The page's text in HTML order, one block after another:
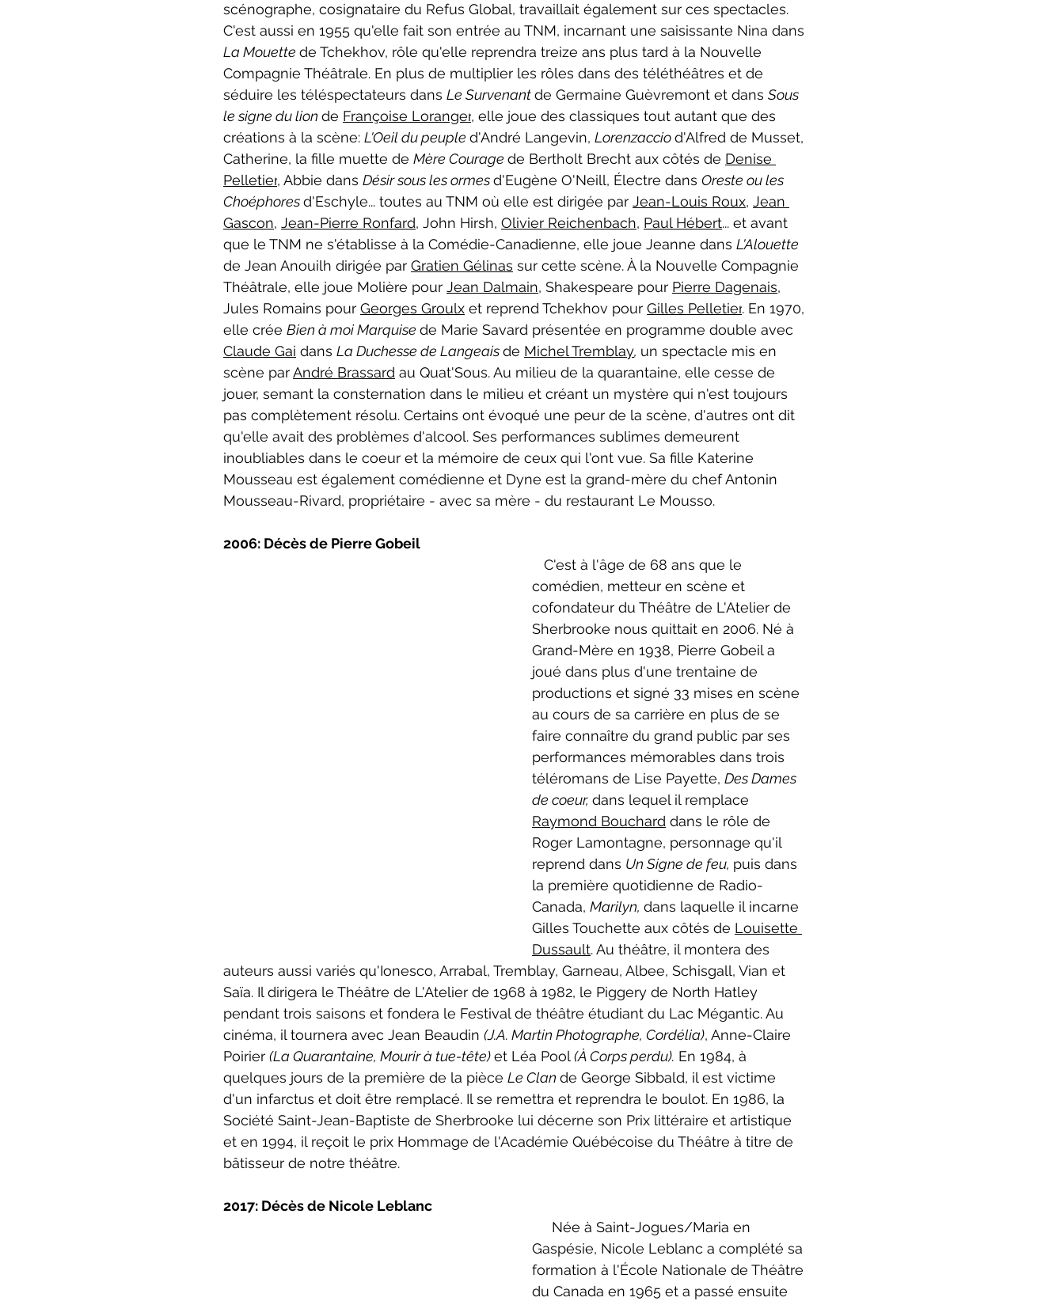
scénographe, cosignataire du Refus Global, travaillait également sur ces spectacles.
C'est aussi en 1955 qu'elle fait son entrée au TNM, incarnant une saisissante Nina dans
La Mouette de Tchekhov, rôle qu'elle reprendra treize ans plus tard à la Nouvelle
Compagnie Théâtrale. En plus de multiplier les rôles dans des téléthéâtres et de
séduire les téléspectateurs dans Le Survenant de Germaine Guèvremont et dans Sous
le signe du lion de Françoise Loranger, elle joue des classiques tout autant que des
créations à la scène: L'Oeil du peuple d'André Langevin, Lorenzaccio d'Alfred de Musset,
Catherine, la fille muette de Mère Courage de Bertholt Brecht aux côtés de Denise
Pelletier, Abbie dans Désir sous les ormes d'Eugène O'Neill, Électre dans Oreste ou les
Choéphores d'Eschyle... toutes au TNM où elle est dirigée par Jean-Louis Roux, Jean
Gascon, Jean-Pierre Ronfard, John Hirsh, Olivier Reichenbach, Paul Hébert... et avant
que le TNM ne s'établisse à la Comédie-Canadienne, elle joue Jeanne dans L'Alouette
de Jean Anouilh dirigée par Gratien Gélinas sur cette scène. À la Nouvelle Compagnie
Théâtrale, elle joue Molière pour Jean Dalmain, Shakespeare pour Pierre Dagenais,
Jules Romains pour Georges Groulx et reprend Tchekhov pour Gilles Pelletier. En 1970,
elle crée Bien à moi Marquise de Marie Savard présentée en programme double avec
Claude Gai dans La Duchesse de Langeais de Michel Tremblay, un spectacle mis en
scène par André Brassard au Quat'Sous. Au milieu de la quarantaine, elle cesse de
jouer, semant la consternation dans le milieu et créant un mystère qui n'est toujours
pas complètement résolu. Certains ont évoqué une peur de la scène, d'autres ont dit
qu'elle avait des problèmes d'alcool. Ses performances sublimes demeurent
inoubliables dans le coeur et la mémoire de ceux qui l'ont vue. Sa fille Katerine
Mousseau est également comédienne et Dyne est la grand-mère du chef Antonin
Mousseau-Rivard, propriétaire - avec sa mère - du restaurant Le Mousso.
2006: Décès de Pierre Gobeil
   C'est à l'âge de
68 ans que le
comédien, metteur en scène et
cofondateur du Théâtre de L'Atelier de
Sherbrooke nous quittait en 2006. Né à
Grand-Mère en 1938, Pierre Gobeil a
joué dans plus d'une trentaine de
productions et signé 33 mises en scène
au cours de sa carrière en plus de se
faire connaître du grand public par ses
performances mémorables dans trois
téléromans de Lise Payette, Des Dames
de coeur, dans lequel il remplace
Raymond Bouchard dans le rôle de
Roger Lamontagne, personnage qu'il
reprend dans Un Signe de feu, puis dans
la première quotidienne de Radio-
Canada, Marilyn, dans laquelle il incarne
Gilles Touchette aux côtés de Louisette
Dussault. Au théâtre, il montera des
auteurs aussi variés qu'Ionesco, Arrabal, Tremblay, Garneau, Albee, Schisgall, Vian et
Saïa. Il dirigera le Théâtre de L'Atelier de 1968 à 1982, le Piggery de North Hatley
pendant trois saisons et fondera le Festival de théâtre étudiant du Lac Mégantic. Au
cinéma, il tournera avec Jean Beaudin (J.A. Martin Photographe, Cordélia), Anne-Claire
Poirier (La Quarantaine, Mourir à tue-tête) et Léa Pool (À Corps perdu). En 1984, à
quelques jours de la première de la pièce Le Clan de George Sibbald, il est victime
d'un infarctus et doit être remplacé. Il se remettra et reprendra le boulot. En 1986, la
Société Saint-Jean-Baptiste de Sherbrooke lui décerne son Prix littéraire et artistique
et en 1994, il reçoit le prix Hommage de l'Académie Québécoise du Théâtre à titre de
bâtisseur de notre théâtre.
2017: Décès de Nicole Leblanc
Gaspésie, Nicole Leblanc a complété sa
formation à l'École Nationale de Théâtre
du Canada en 1965 et a passé ensuite